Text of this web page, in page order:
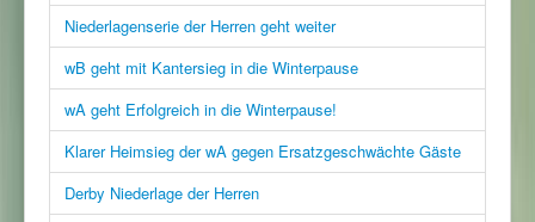
Niederlagenserie der Herren geht weiter
wB geht mit Kantersieg in die Winterpause
wA geht Erfolgreich in die Winterpause!
Klarer Heimsieg der wA gegen Ersatzgeschwächte Gäste
Derby Niederlage der Herren